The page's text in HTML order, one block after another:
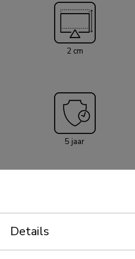
van een handig
pull & release systeem,
kunt bevestigen en op een
Nadien kunnen de pull &
bevestigingssjabloon, om
te garanderen.
2 cm
5 jaar
Details